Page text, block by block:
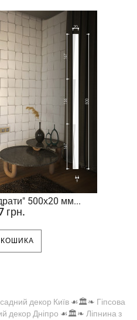
500х20 мм...
грн.
декор Київ ☙🏛️❧ Гіпсова
декор Дніпро ☙🏛️❧ Ліпнина з